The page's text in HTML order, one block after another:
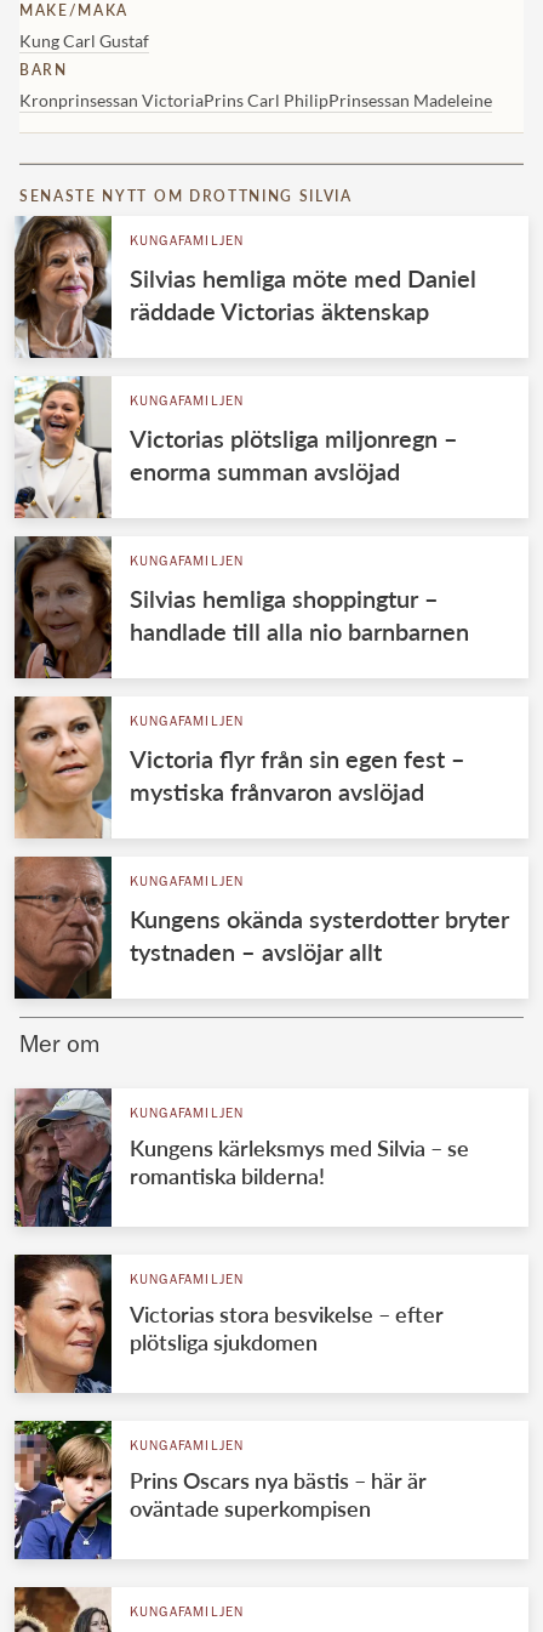
MAKE/MAKA
Kung Carl Gustaf
BARN
Kronprinsessan VictoriaPrins Carl PhilipPrinsessan Madeleine
SENASTE NYTT OM DROTTNING SILVIA
KUNGAFAMILJEN
Silvias hemliga möte med Daniel
räddade Victorias äktenskap
KUNGAFAMILJEN
Victorias plötsliga miljonregn –
enorma summan avslöjad
KUNGAFAMILJEN
Silvias hemliga shoppingtur –
handlade till alla nio barnbarnen
KUNGAFAMILJEN
Victoria flyr från sin egen fest –
mystiska frånvaron avslöjad
KUNGAFAMILJEN
Kungens okända systerdotter bryter
tystnaden – avslöjar allt
Mer om
KUNGAFAMILJEN
Kungens kärleksmys med Silvia – se
romantiska bilderna!
KUNGAFAMILJEN
Victorias stora besvikelse – efter
plötsliga sjukdomen
KUNGAFAMILJEN
Prins Oscars nya bästis – här är
oväntade superkompisen
KUNGAFAMILJEN